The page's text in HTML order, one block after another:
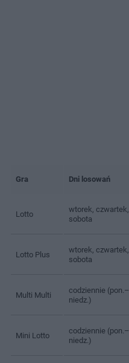
Gra Dni losowań
Lotto
wtorek, czwartek,
sobota
Lotto Plus
wtorek, czwartek,
sobota
Multi Multi
codziennie (pon.–
niedz.)
Mini Lotto
codziennie (pon.–
niedz.)